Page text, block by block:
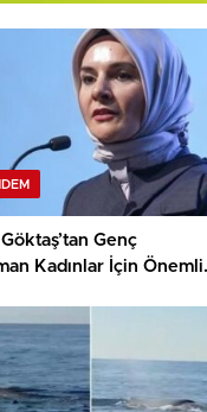
Genç
Kadınlar İçin Önemli